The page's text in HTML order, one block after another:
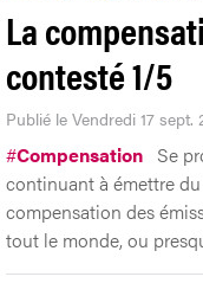
La
contesté 1/5
Publié le Vendredi 17 sept.
#Compensation Se
continuant à émettre du
compensation des
tout le monde, ou